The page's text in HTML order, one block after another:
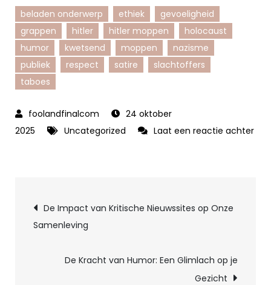
beladen onderwerp ethiek
gevoeligheid
grappen
hitler hitler moppen
holocaust
humor
kwetsend moppen
nazisme
publiek
respect satire
slachtoffers
taboes
24 oktober
2025
Uncategorized
Laat een reactie achter
Hitler
Berichtnavigatie
De Impact van Kritische Nieuwssites op Onze
Samenleving
De Kracht van Humor: Een Glimlach op je
Gezicht